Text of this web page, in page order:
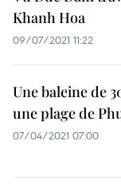
Khanh Hoa
09/07/2021 11:22
Une baleine de
une plage de
07/04/2021 07:00